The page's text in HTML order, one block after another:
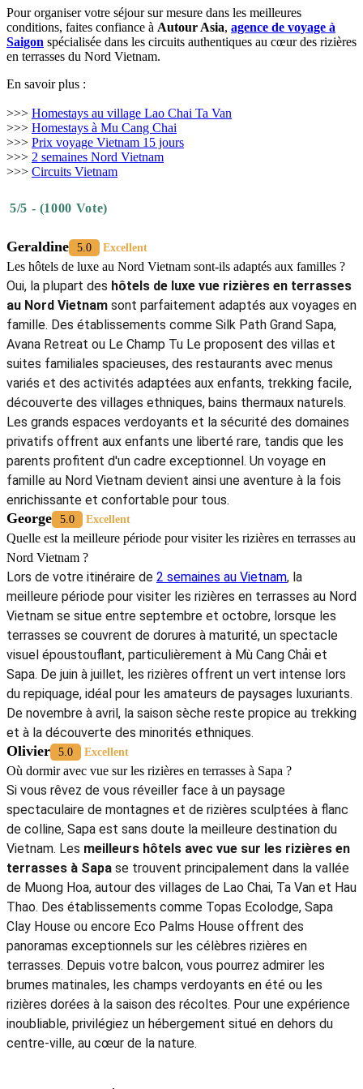
Pour organiser votre séjour sur mesure dans les meilleures
conditions, faites confiance à Autour Asia, agence de voyage à
Saigon spécialisée dans les circuits authentiques au cœur des rizières
en terrasses du Nord Vietnam.
En savoir plus :
>>> Homestays au village Lao Chai Ta Van
>>> Homestays à Mu Cang Chai
>>> Prix voyage Vietnam 15 jours
>>> 2 semaines Nord Vietnam
>>> Circuits Vietnam
5/5 - (1000 Vote)
Geraldine 5.0 Excellent
Les hôtels de luxe au Nord Vietnam sont-ils adaptés aux familles ?
Oui, la plupart des hôtels de luxe vue rizières en terrasses
au Nord Vietnam sont parfaitement adaptés aux voyages en
famille. Des établissements comme Silk Path Grand Sapa,
Avana Retreat ou Le Champ Tu Le proposent des villas et
suites familiales spacieuses, des restaurants avec menus
variés et des activités adaptées aux enfants, trekking facile,
découverte des villages ethniques, bains thermaux naturels.
Les grands espaces verdoyants et la sécurité des domaines
privatifs offrent aux enfants une liberté rare, tandis que les
parents profitent d'un cadre exceptionnel. Un voyage en
famille au Nord Vietnam devient ainsi une aventure à la fois
enrichissante et confortable pour tous.
George 5.0 Excellent
Quelle est la meilleure période pour visiter les rizières en terrasses au
Nord Vietnam ?
Lors de votre itinéraire de 2 semaines au Vietnam, la
meilleure période pour visiter les rizières en terrasses au Nord
Vietnam se situe entre septembre et octobre, lorsque les
terrasses se couvrent de dorures à maturité, un spectacle
visuel époustouflant, particulièrement à Mù Cang Chải et
Sapa. De juin à juillet, les rizières offrent un vert intense lors
du repiquage, idéal pour les amateurs de paysages luxuriants.
De novembre à avril, la saison sèche reste propice au trekking
et à la découverte des minorités ethniques.
Olivier 5.0 Excellent
Où dormir avec vue sur les rizières en terrasses à Sapa ?
Si vous rêvez de vous réveiller face à un paysage
spectaculaire de montagnes et de rizières sculptées à flanc
de colline, Sapa est sans doute la meilleure destination du
Vietnam. Les meilleurs hôtels avec vue sur les rizières en
terrasses à Sapa se trouvent principalement dans la vallée
de Muong Hoa, autour des villages de Lao Chai, Ta Van et Hau
Thao. Des établissements comme Topas Ecolodge, Sapa
Clay House ou encore Eco Palms House offrent des
panoramas exceptionnels sur les célèbres rizières en
terrasses. Depuis votre balcon, vous pourrez admirer les
brumes matinales, les champs verdoyants en été ou les
rizières dorées à la saison des récoltes. Pour une expérience
inoubliable, privilégiez un hébergement situé en dehors du
centre-ville, au cœur de la nature.